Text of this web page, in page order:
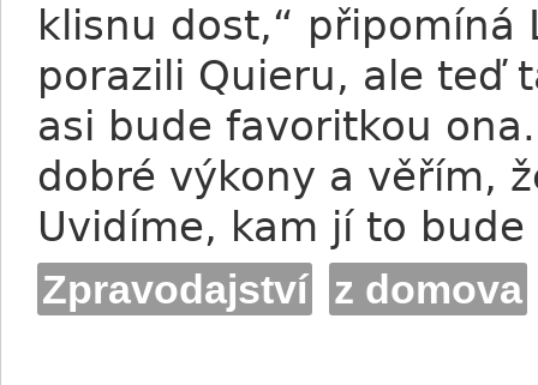
klisnu dost,“ připomíná
porazili Quieru, ale teď
asi bude favoritkou
dobré výkony a věřím,
Uvidíme, kam jí to bude
Zpravodajství z domova